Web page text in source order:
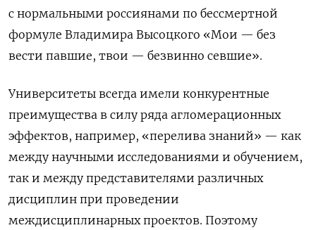
с нормальными россиянами по бессмертной
формуле Владимира Высоцкого «Мои — без
вести павшие, твои — безвинно севшие».
Университеты всегда имели конкурентные
преимущества в силу ряда агломерационных
эффектов, например, «перелива знаний» — как
между научными исследованиями и обучением,
так и между представителями различных
дисциплин при проведении
междисциплинарных проектов. Поэтому